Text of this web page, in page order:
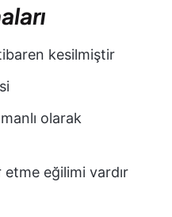
kesilmiştir
olarak
eğilimi vardır